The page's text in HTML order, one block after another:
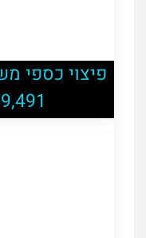
פיצוי כספי
59,491 ש"ח